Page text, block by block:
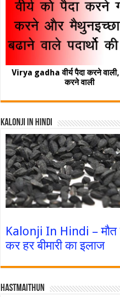
Virya gadha वीर्य पैदा करने वाली,
करने वाली
Kalonji In Hindi
Kalonji In Hindi – मौत
कर हर बीमारी का इलाज
Hastmaithun